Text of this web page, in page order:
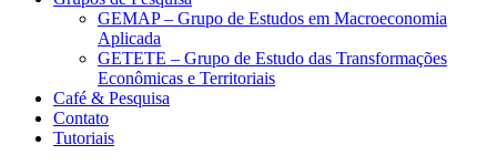
GEMAP – Grupo de Estudos em Macroeconomia
Aplicada
GETETE – Grupo de Estudo das Transformações
Econômicas e Territoriais
Café & Pesquisa
Contato
Tutoriais